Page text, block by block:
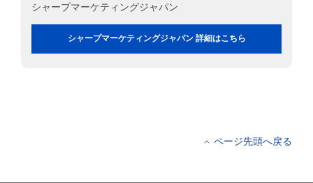
シャープマーケティングジャパン
シャープマーケティングジャパン 詳細はこちら
ページ先頭へ戻る